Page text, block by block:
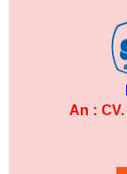
An : CV.